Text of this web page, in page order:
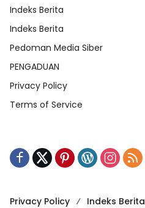
Indeks Berita
Indeks Berita
Pedoman Media Siber
PENGADUAN
Privacy Policy
Terms of Service
Privacy Policy Indeks Berita